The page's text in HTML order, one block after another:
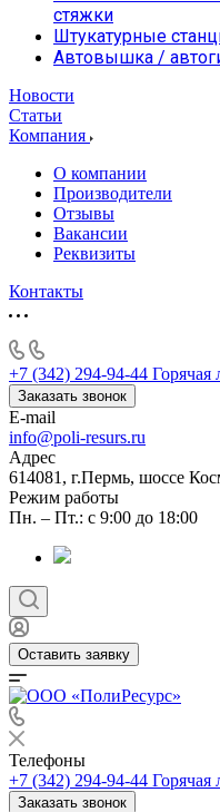
стяжки
Штукатурные
Автовышка /
Новости
Статьи
Компания
О компании
Производители
Отзывы
Вакансии
Реквизиты
Контакты
+7 (342) 294-94-44 Горячая
Заказать звонок
E-mail
info@poli-resurs.ru
Адрес
614081, г.Пермь, шоссе
Режим работы
Пн. – Пт.: с 9:00 до 18:00
Оставить заявку
Телефоны
+7 (342) 294-94-44 Горячая
Заказать звонок